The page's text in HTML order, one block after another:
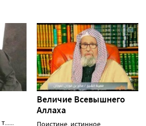
Величие Всевышнего
Аллаха
Поистине, истинное